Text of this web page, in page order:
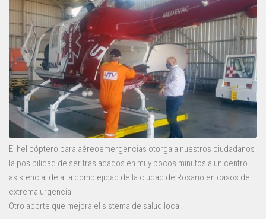
El helicóptero para aéreoemergencias otorga a nuestros ciudadanos
la posibilidad de ser trasladados en muy pocos minutos a un centro
asistencial de alta complejidad de la ciudad de Rosario en casos de
extrema urgencia.
Otro aporte que mejora el sistema de salud local.